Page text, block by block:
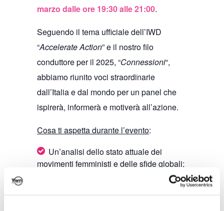
marzo dalle ore 19:30 alle 21:00.
Seguendo il tema ufficiale dell’IWD
“Accelerate Action” e il nostro filo
conduttore per il 2025, “Connessioni“,
abbiamo riunito voci straordinarie
dall’Italia e dal mondo per un panel che
ispirerà, informerà e motiverà all’azione.
Cosa ti aspetta durante l’evento:
Un’analisi dello stato attuale dei
movimenti femministi e delle sfide globali;